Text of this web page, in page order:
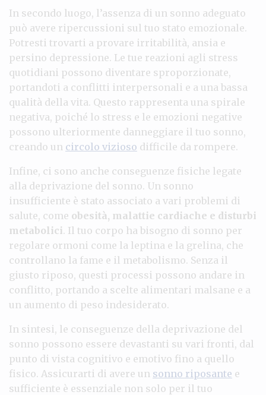
In secondo luogo, l’assenza di un sonno adeguato
può avere ripercussioni sul tuo stato emozionale.
Potresti trovarti a provare irritabilità, ansia e
persino depressione. Le tue reazioni agli stress
quotidiani possono diventare sproporzionate,
portandoti a conflitti interpersonali e a una bassa
qualità della vita. Questo rappresenta una spirale
negativa, poiché lo stress e le emozioni negative
possono ulteriormente danneggiare il tuo sonno,
creando un circolo vizioso difficile da rompere.
Infine, ci sono anche conseguenze fisiche legate
alla deprivazione del sonno. Un sonno
insufficiente è stato associato a vari problemi di
salute, come obesità, malattie cardiache e disturbi
metabolici. Il tuo corpo ha bisogno di sonno per
regolare ormoni come la leptina e la grelina, che
controllano la fame e il metabolismo. Senza il
giusto riposo, questi processi possono andare in
conflitto, portando a scelte alimentari malsane e a
un aumento di peso indesiderato.
In sintesi, le conseguenze della deprivazione del
sonno possono essere devastanti su vari fronti, dal
punto di vista cognitivo e emotivo fino a quello
fisico. Assicurarti di avere un sonno riposante e
sufficiente è essenziale non solo per il tuo